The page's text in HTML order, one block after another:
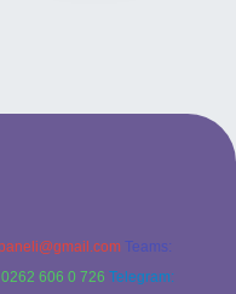
Teams:
606 0 726 Telegram: